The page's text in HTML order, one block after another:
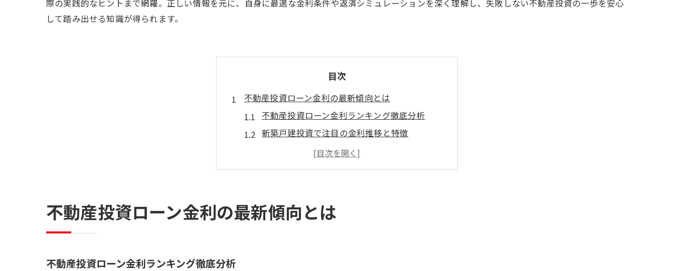
際の実践的なヒントまで網羅。正しい情報を元に、自身に最適な金利条件や返済シミュレーションを深く理解し、失敗しない不動産投資の一歩を安心
して踏み出せる知識が得られます。
目次
不動産投資ローン金利の最新傾向とは
不動産投資ローン金利ランキング徹底分析
新築戸建投資で注目の金利推移と特徴
不動産投資ローン金利一覧から見る賢い選択
新築戸建の投資家が知るべき金利安い傾向
新築戸建購入時ローン審査の注意点
新築戸建の不動産投資ローン審査が厳しい理由
不動産投資ローン金利の最新傾向とは
不動産投資ローン金利ランキング徹底分析